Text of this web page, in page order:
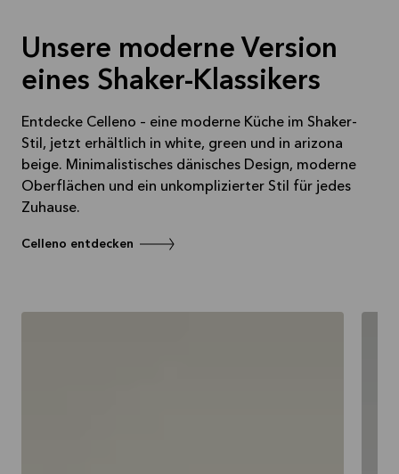
Unsere moderne Version
eines Shaker-Klassikers
Entdecke Celleno – eine moderne Küche im Shaker-
Stil, jetzt erhältlich in white, green und in arizona
beige. Minimalistisches dänisches Design, moderne
Oberflächen und ein unkomplizierter Stil für jedes
Zuhause.
Celleno entdecken